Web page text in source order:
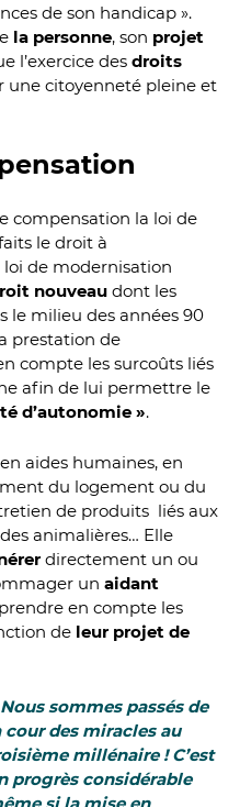
de son handicap ».
la personne, son projet
l’exercice des droits
une citoyenneté pleine et
compensation la loi de
le droit à
de modernisation
nouveau dont les
le milieu des années 90
prestation de
compte les surcoûts liés
afin de lui permettre le
d’autonomie ».
en aides humaines, en
du logement ou du
de produits liés aux
animalières… Elle
directement un ou
un aidant
en compte les
de leur projet de
sommes passés de
cour des miracles au
millénaire ! C’est
progrès considérable